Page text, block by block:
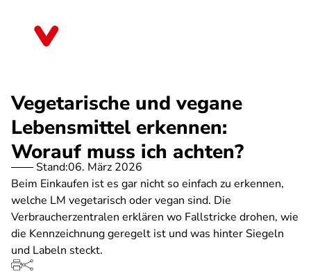
Vegetarische und vegane
Lebensmittel erkennen:
Worauf muss ich achten?
Stand:06. März 2026
Beim Einkaufen ist es gar nicht so einfach zu erkennen,
welche LM vegetarisch oder vegan sind. Die
Verbraucherzentralen erklären wo Fallstricke drohen, wie
die Kennzeichnung geregelt ist und was hinter Siegeln
und Labeln steckt.